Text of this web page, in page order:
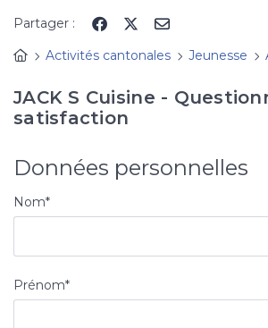
Partager :
Activités cantonales
Jeunesse
JACK S Cuisine -
satisfaction
Données personnelles
Nom*
Prénom*